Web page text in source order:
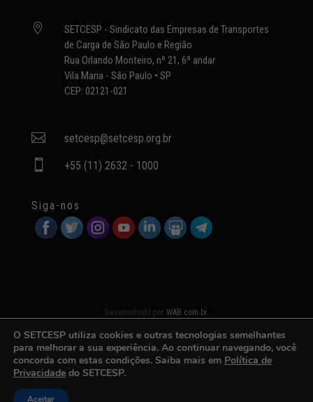

SETCESP - Sindicato das Empresas de Transportes
de Carga de São Paulo e Região
Rua Orlando Monteiro, nº 21, 6º andar
Vila Maria - São Paulo • SP
CEP: 02121-021
 setcesp@setcesp.org.br
 +55 (11) 2632 - 1000
Siga-nos
Desenvolvido porWAB.com.br
O SETCESP utiliza cookies e outras tecnologias semelhantes
para melhorar a sua experiência. Ao continuar navegando, você
concorda com estas condições. Saiba mais em Política de
Privacidade do SETCESP.
Aceitar